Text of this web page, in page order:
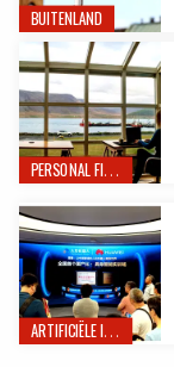
BUITENLAND
PERSONAL FINANCE
ARTIFICIËLE INTELLIGENTIE